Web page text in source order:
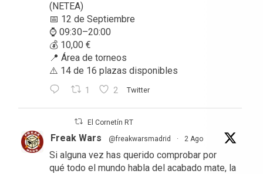
(NETEA)
📅 12 de Septiembre
⌚ 09:30–20:00
💰 10,00 €
📍 Área de torneos
⚠️ 14 de 16 plazas disponibles
1 2 Twitter
El Cornetín RT
Freak Wars @freakwarsmadrid · 2 Ago
Si alguna vez has querido comprobar por
qué todo el mundo habla del acabado mate, la